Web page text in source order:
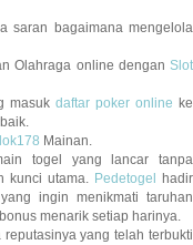
saran bagaimana mengelola
Olahraga online dengan Slot
masuk daftar poker online ke
Mainan.
togel yang lancar tanpa
kunci utama. Pedetogel
hadir
ingin menikmati taruhan
menarik setiap harinya.
reputasinya yang telah terbukti